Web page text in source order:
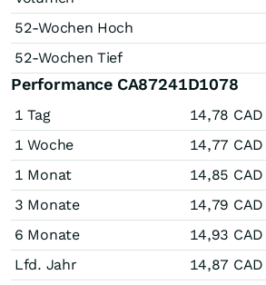
52-Wochen Hoch
52-Wochen Tief
Performance CA87241D1078
1 Tag 14,78 CAD
1 Woche
14,77 CAD
1 Monat
14,85 CAD
3 Monate
14,79 CAD
6 Monate
14,93 CAD
Lfd. Jahr
14,87 CAD